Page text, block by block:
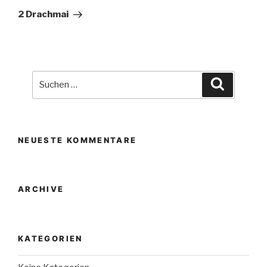
Beitrag
2 Drachmai
NEUESTE KOMMENTARE
ARCHIVE
KATEGORIEN